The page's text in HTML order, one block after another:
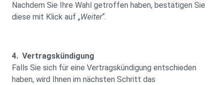
Nachdem Sie Ihre Wahl getroffen haben, bestätigen Sie
diese mit Klick auf „Weiter“.
4. Vertragskündigung
Falls Sie sich für eine Vertragskündigung entschieden
haben, wird Ihnen im nächsten Schritt das